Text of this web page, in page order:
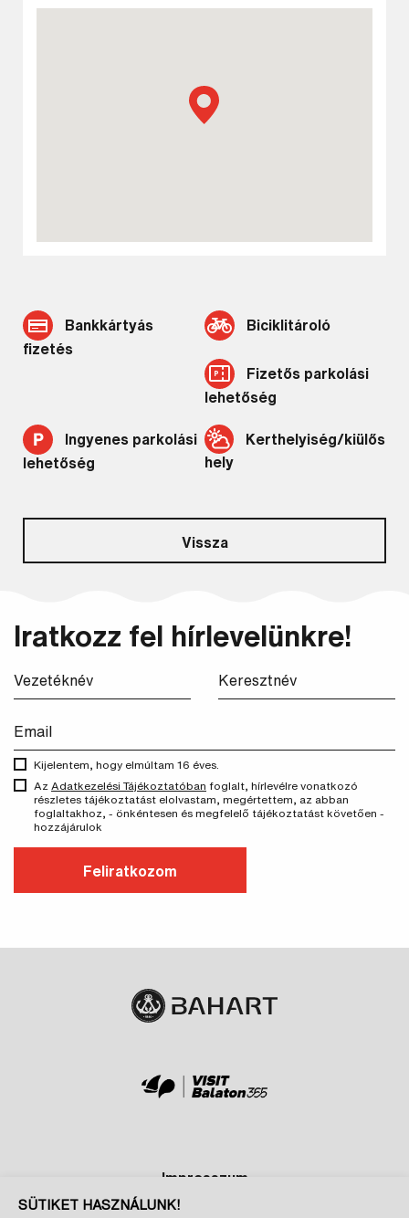
Keresés
Bankkártyás
fizetés
Biciklitároló
Fizetős parkolási
lehetőség
Ingyenes parkolási
lehetőség
Kerthelyiség/kiülős
hely
Vissza
Iratkozz fel hírlevelünkre!
Kijelentem, hogy elmúltam 16 éves.
Az Adatkezelési Tájékoztatóban foglalt, hírlevélre vonatkozó
részletes tájékoztatást elolvastam, megértettem, az abban
foglaltakhoz, - önkéntesen és megfelelő tájékoztatást követően -
hozzájárulok
Feliratkozom
Impresszum
Adatkezelési és cookie tájékoztatók
SÜTIKET HASZNÁLUNK!